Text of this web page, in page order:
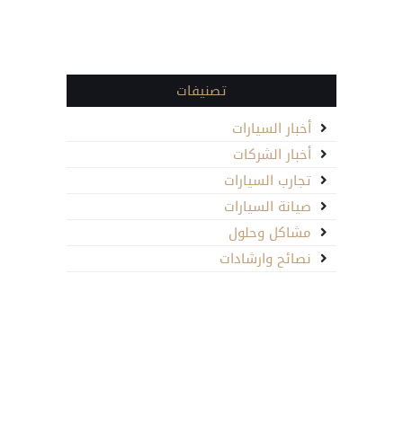
تصنيفات
أخبار السيارات
أخبار الشركات
تجارب السيارات
صيانة السيارات
مشاكل وحلول
نصائح وارشادات